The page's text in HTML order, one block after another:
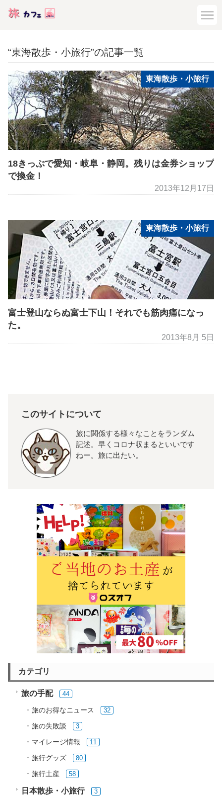
“東海散歩・小旅行”の記事一覧
東海散歩・小旅行
18きっぷで愛知・岐阜・静岡。残りは金券ショップ
で換金！
2013年12月17日
東海散歩・小旅行
富士登山ならぬ富士下山！それでも筋肉痛になっ
た。
2013年8月 5日
このサイトについて
旅に関係する様々なことをランダム
記述。早くコロナ収まるといいです
ねー。旅に出たい。
カテゴリ
旅の手配 44
旅のお得なニュース 32
旅の失敗談 3
マイレージ情報 11
旅行グッズ 80
旅行土産 58
日本散歩・小旅行 3